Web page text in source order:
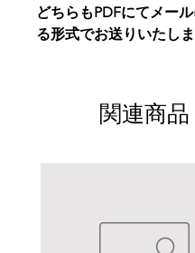
どちらもPDFにてメー
る形式でお送りいたしま
関連商品